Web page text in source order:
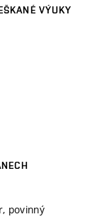
VÝUKY
povinný